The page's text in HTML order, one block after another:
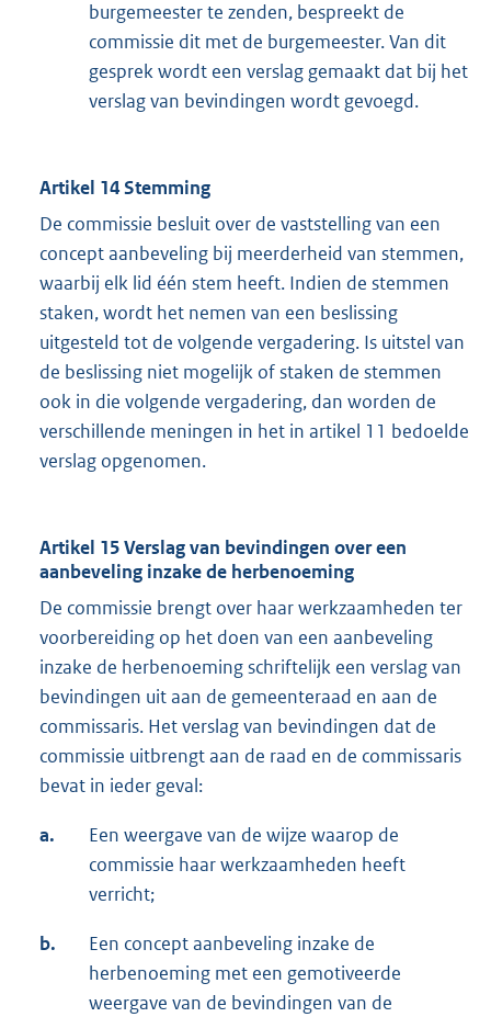
burgemeester te zenden, bespreekt de
commissie dit met de burgemeester. Van dit
gesprek wordt een verslag gemaakt dat bij het
verslag van bevindingen wordt gevoegd.
Artikel 14 Stemming
De commissie besluit over de vaststelling van een
concept aanbeveling bij meerderheid van stemmen,
waarbij elk lid één stem heeft. Indien de stemmen
staken, wordt het nemen van een beslissing
uitgesteld tot de volgende vergadering. Is uitstel van
de beslissing niet mogelijk of staken de stemmen
ook in die volgende vergadering, dan worden de
verschillende meningen in het in artikel 11 bedoelde
verslag opgenomen.
Artikel 15 Verslag van bevindingen over een
aanbeveling inzake de herbenoeming
De commissie brengt over haar werkzaamheden ter
voorbereiding op het doen van een aanbeveling
inzake de herbenoeming schriftelijk een verslag van
bevindingen uit aan de gemeenteraad en aan de
commissaris. Het verslag van bevindingen dat de
commissie uitbrengt aan de raad en de commissaris
bevat in ieder geval:
a.
Een weergave van de wijze waarop de
commissie haar werkzaamheden heeft
verricht;
b.
Een concept aanbeveling inzake de
herbenoeming met een gemotiveerde
weergave van de bevindingen van de